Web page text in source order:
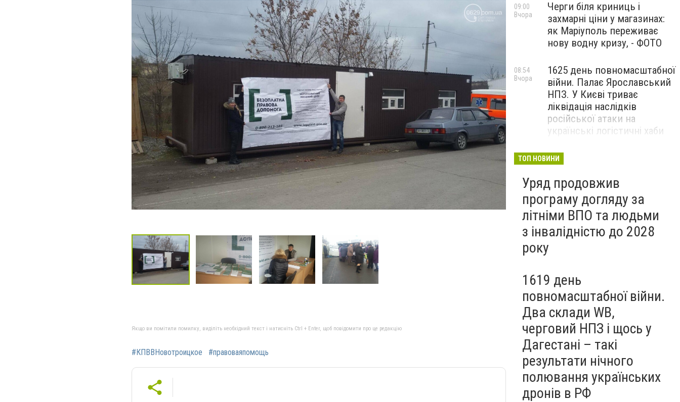
Якщо ви помітили помилку, виділіть необхідний текст і натисніть Ctrl + Enter, щоб повідомити про це редакцію
#КПВВНовотроицкое #правоваяпомощь
Черги біля криниць і
захмарні ціни у магазинах:
як Маріуполь переживає
нову водну кризу, - ФОТО
09:00
Вчора
1625 день повномасштабної
війни. Палає Ярославський
НПЗ. У Києві триває
ліквідація наслідків
російської атаки на
українські логістичні хаби
08:54
Вчора
"Птахи Одіна" оприлюднили
бойової роботи, - ВІДЕО
20:54
5 серпня
ТОП НОВИНИ
Уряд продовжив
програму догляду за
літніми ВПО та людьми
з інвалідністю до 2028
року
1619 день
повномасштабної війни.
Два склади WB,
черговий НПЗ і щось у
Дагестані – такі
результати нічного
полювання українських
дронів в РФ